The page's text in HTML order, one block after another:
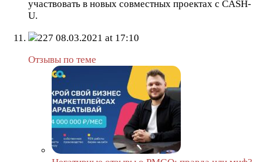
участвовать в новых совместных проектах с CASH-
U.
227 08.03.2021 at 17:10
Отзывы по теме